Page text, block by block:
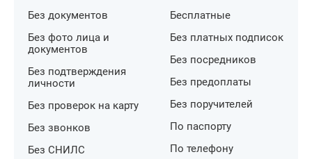
Без документов
Без фото лица и
документов
Без подтверждения
личности
Без проверок на карту
Без звонков
Без СНИЛС
Бесплатные
Без платных подписок
Без посредников
Без предоплаты
Без поручителей
По паспорту
По телефону